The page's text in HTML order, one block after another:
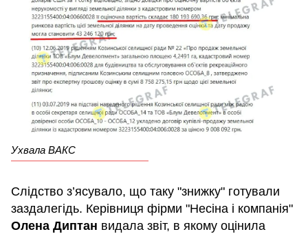
Ухвала ВАКС
Слідство з’ясувало, що таку "знижку" готували
заздалегідь. Керівниця фірми "Несіна і компанія"
Олена Диптан видала звіт, в якому оцінила